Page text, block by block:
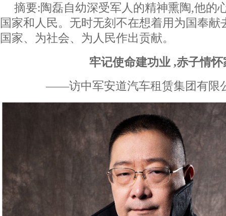
摘要:陶磊自幼深受军人的精神熏陶,他的
国家和人民。无时无刻不在想着用为国奉献
国家、为社会、为人民作出贡献。
牢记使命建功业 ,赤子情怀
——访中军安道汽车租赁集团有限